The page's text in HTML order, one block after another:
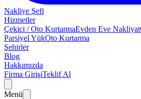
Nakliye Şefi
Hizmetler
Çekici / Oto KurtarmaEvden Eve Nakliyat
Parsiyel YükOto Kurtarma
Şehirler
Blog
Hakkımızda
Firma GirişiTeklif Al
Menü